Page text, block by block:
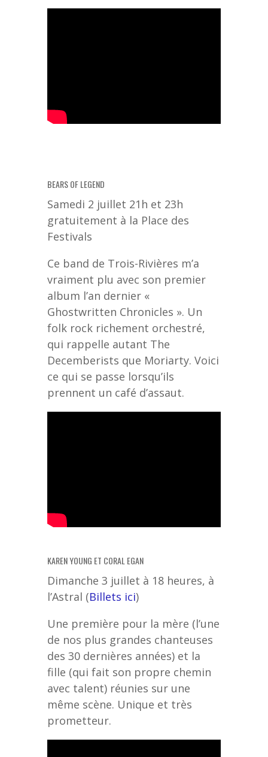
BEARS OF LEGEND
Samedi 2 juillet 21h et 23h
gratuitement à la Place des
Festivals
Ce band de Trois-Rivières m’a
vraiment plu avec son premier
album l’an dernier «
Ghostwritten Chronicles ». Un
folk rock richement orchestré,
qui rappelle autant The
Decemberists que Moriarty. Voici
ce qui se passe lorsqu’ils
prennent un café d’assaut.
KAREN YOUNG ET CORAL EGAN
Dimanche 3 juillet à 18 heures, à
l’Astral (Billets ici)
Une première pour la mère (l’une
de nos plus grandes chanteuses
des 30 dernières années) et la
fille (qui fait son propre chemin
avec talent) réunies sur une
même scène. Unique et très
prometteur.